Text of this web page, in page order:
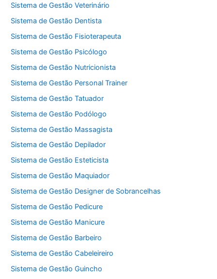
Sistema de Gestão Veterinário
Sistema de Gestão Dentista
Sistema de Gestão Fisioterapeuta
Sistema de Gestão Psicólogo
Sistema de Gestão Nutricionista
Sistema de Gestão Personal Trainer
Sistema de Gestão Tatuador
Sistema de Gestão Podólogo
Sistema de Gestão Massagista
Sistema de Gestão Depilador
Sistema de Gestão Esteticista
Sistema de Gestão Maquiador
Sistema de Gestão Designer de Sobrancelhas
Sistema de Gestão Pedicure
Sistema de Gestão Manicure
Sistema de Gestão Barbeiro
Sistema de Gestão Cabeleireiro
Sistema de Gestão Guincho